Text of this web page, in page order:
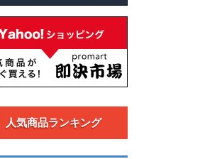
人気商品ランキング